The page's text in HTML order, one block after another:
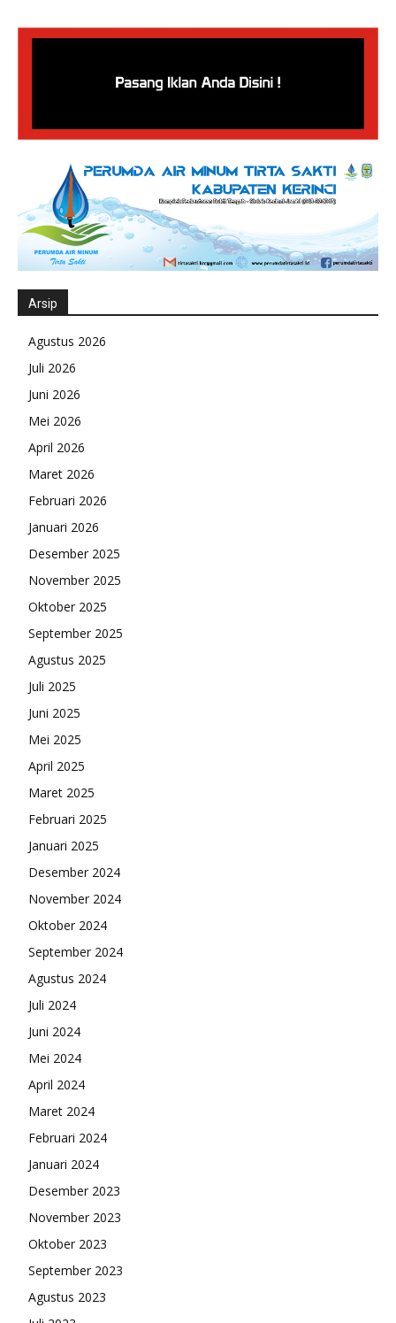
Arsip
Agustus 2026
Juli 2026
Juni 2026
Mei 2026
April 2026
Maret 2026
Februari 2026
Januari 2026
Desember 2025
November 2025
Oktober 2025
September 2025
Agustus 2025
Juli 2025
Juni 2025
Mei 2025
April 2025
Maret 2025
Februari 2025
Januari 2025
Desember 2024
November 2024
Oktober 2024
September 2024
Agustus 2024
Juli 2024
Juni 2024
Mei 2024
April 2024
Maret 2024
Februari 2024
Januari 2024
Desember 2023
November 2023
Oktober 2023
September 2023
Agustus 2023